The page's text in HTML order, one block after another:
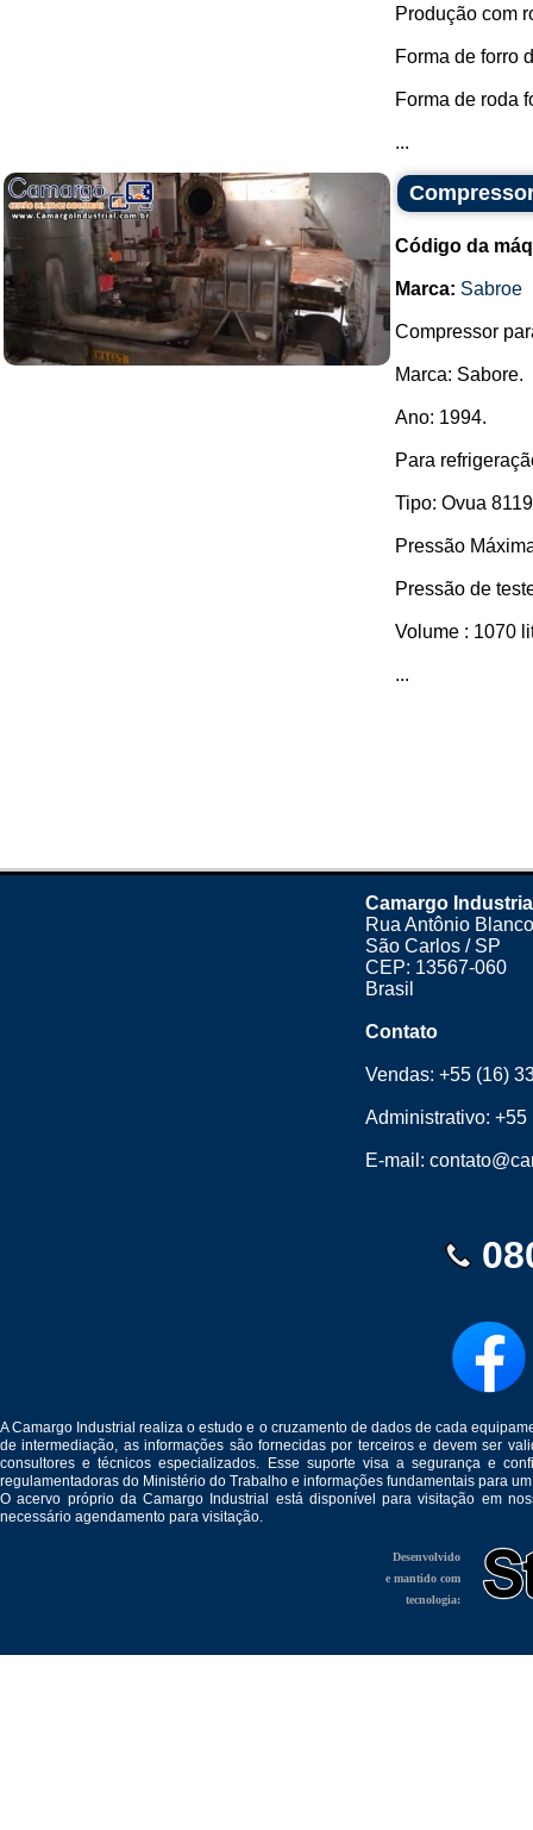
Produção com
Forma de forro
Forma de roda
...
Código da
Marca: Sabroe
Compressor
Marca: Sabore.
Ano: 1994.
Para
Tipo: Ovua
Pressão
Pressão de
Volume : 1070
...
Camargo
Rua Antônio
São Carlos / SP
CEP: 13567-060
Brasil
Contato
Vendas:+55 (16)
Administrativo:+55
E-mail:
A Camargo Industrial realiza o estudo e o cruzamento de dados de cada
de intermediação, as informações são fornecidas por terceiros e devem ser
consultores e técnicos especializados. Esse suporte visa a segurança e
regulamentadoras do Ministério do Trabalho e informações fundamentais para
O acervo próprio da Camargo Industrial está disponível para visitação em
necessário agendamento para visitação.
Desenvolvido
e mantido com
tecnologia: